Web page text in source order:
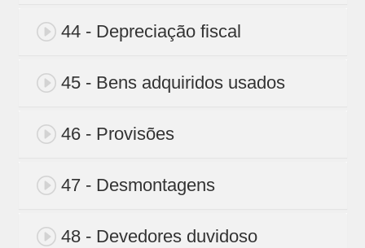
44 - Depreciação fiscal
45 - Bens adquiridos usados
46 - Provisões
47 - Desmontagens
48 - Devedores duvidoso